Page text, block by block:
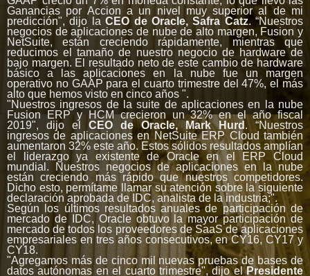
Ganancias por Accion a un nivel muy superior al de mi
predicción", dijo laCEO de Oracle, Safra Catz. “Nuestros
negocios de aplicaciones de nube de alto margen, Fusion y
NetSuite, están creciendo rápidamente, mientras que
reducimos el tamaño de nuestro negocio de hardware de
bajo margen. El resultado neto de este cambio de hardware
básico a las aplicaciones en la nube fue un margen
operativo no GAAP para el cuarto trimestre del 47%, el más
alto que hemos visto en cinco años ".
"Nuestros ingresos de la suite de aplicaciones en la nube
Fusion ERP y HCM crecieron un 32% en el año fiscal
2019", dijo el CEO de Oracle, Mark Hurd . “Nuestros
ingresos de aplicaciones en NetSuite ERP Cloud también
aumentaron 32% este año. Estos sólidos resultados amplían
el liderazgo ya existente de Oracle en el ERP Cloud
mundial. Nuestros negocios de aplicaciones en la nube
están creciendo más rápido que nuestros competidores.
Dicho esto, permítame llamar su atención sobre la siguiente
declaración aprobada de IDC, analista de la industria;".
Según los últimos resultados anuales de participación de
mercado de IDC, Oracle obtuvo la mayor participación de
mercado de todos los proveedores de SaaS de aplicaciones
empresariales en tres años consecutivos, en CY16, CY17 y
CY18.
"Agregamos más de cinco mil nuevas pruebas de bases de
datos autónomas en el cuarto trimestre", dijo elPresidente